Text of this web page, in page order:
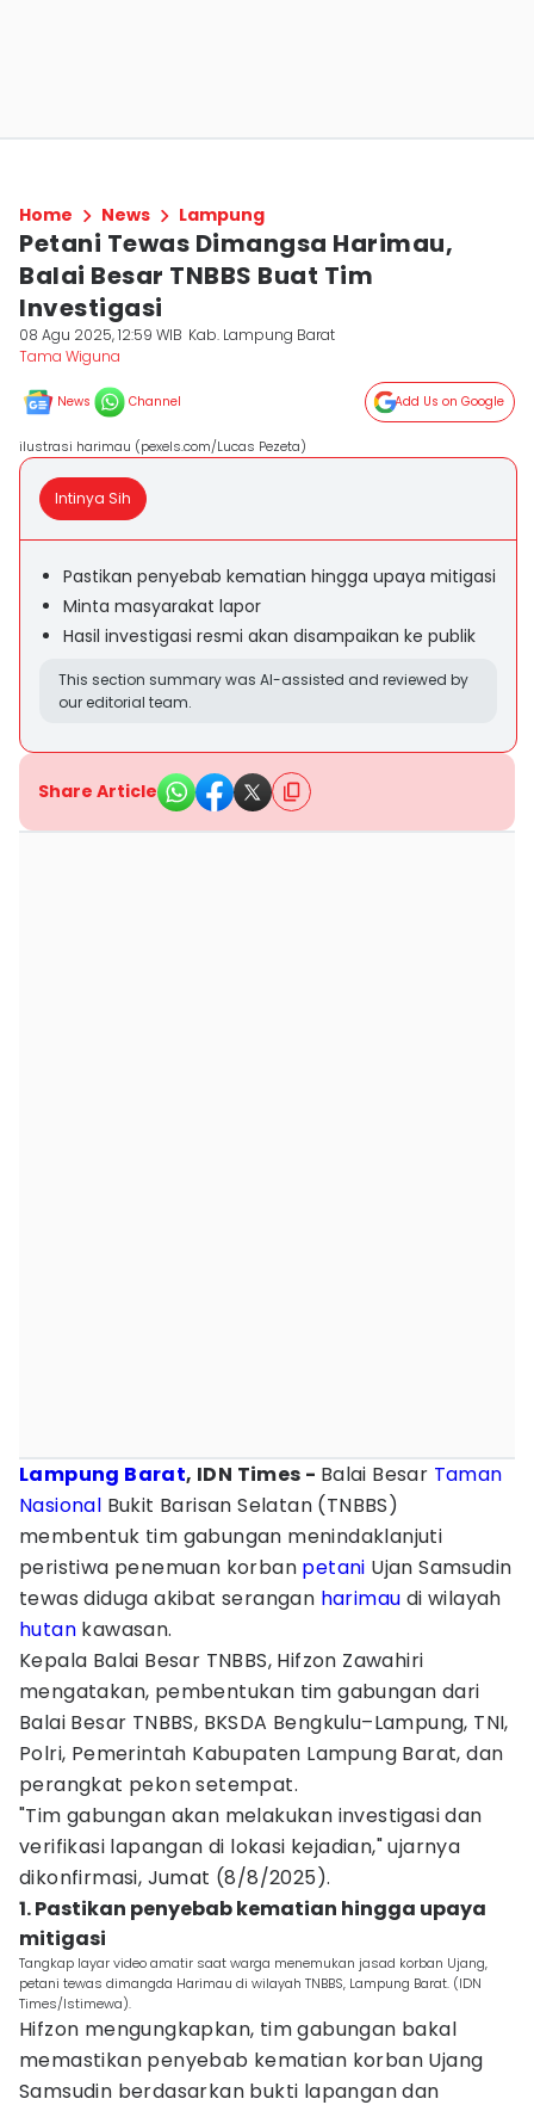
Home News Lampung
Petani Tewas Dimangsa Harimau,
Balai Besar TNBBS Buat Tim
Investigasi
08 Agu 2025, 12:59 WIB Kab. Lampung Barat
Tama Wiguna
News Channel Add Us on Google
ilustrasi harimau (pexels.com/Lucas Pezeta)
Intinya Sih
Pastikan penyebab kematian hingga upaya mitigasi
Minta masyarakat lapor
Hasil investigasi resmi akan disampaikan ke publik
This section summary was AI-assisted and reviewed by
our editorial team.
Share Article
Lampung Barat, IDN Times - Balai Besar Taman
Nasional Bukit Barisan Selatan (TNBBS)
membentuk tim gabungan menindaklanjuti
peristiwa penemuan korban petani Ujan Samsudin
tewas diduga akibat serangan harimau di wilayah
hutan kawasan.
Kepala Balai Besar TNBBS, Hifzon Zawahiri
mengatakan, pembentukan tim gabungan dari
Balai Besar TNBBS, BKSDA Bengkulu–Lampung, TNI,
Polri, Pemerintah Kabupaten Lampung Barat, dan
perangkat pekon setempat.
"Tim gabungan akan melakukan investigasi dan
verifikasi lapangan di lokasi kejadian," ujarnya
dikonfirmasi, Jumat (8/8/2025).
1. Pastikan penyebab kematian hingga upaya
mitigasi
Tangkap layar video amatir saat warga menemukan jasad korban Ujang,
petani tewas dimangda Harimau di wilayah TNBBS, Lampung Barat. (IDN
Times/Istimewa).
Hifzon mengungkapkan, tim gabungan bakal
memastikan penyebab kematian korban Ujang
Samsudin berdasarkan bukti lapangan dan